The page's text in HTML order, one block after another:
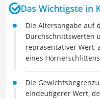
Das Wichtigste in
Die Altersangabe auf
Durchschnittswerten
repräsentativer Wert,
eines
Die
eindeutigerer Wert,